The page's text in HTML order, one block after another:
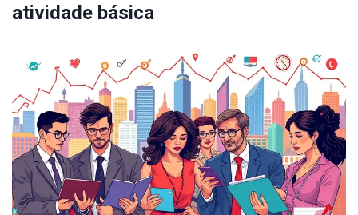
atividade básica